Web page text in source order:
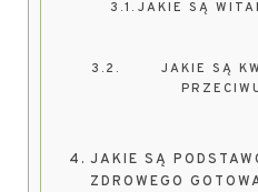
JAKIE SĄ
JAKIE SĄ
JAKIE SĄ
ZDROWEGO